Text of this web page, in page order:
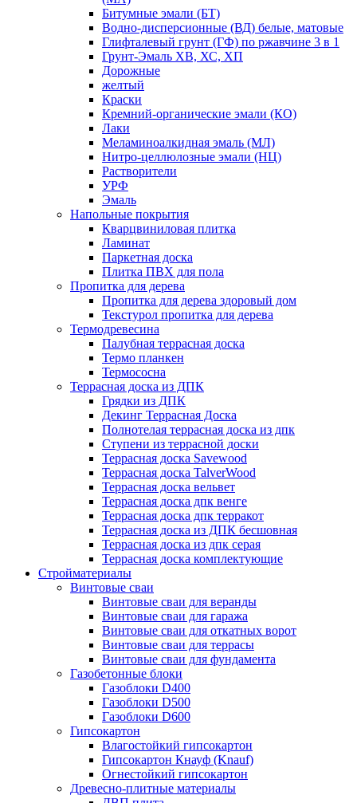
Битумные эмали (БТ)
Водно-дисперсионные (ВД) белые, матовые
Глифталевый грунт (ГФ) по ржавчине 3 в 1
Грунт-Эмаль ХВ, ХС, ХП
Дорожные
желтый
Краски
Кремний-органические эмали (КО)
Лаки
Меламиноалкидная эмаль (МЛ)
Нитро-целлюлозные эмали (НЦ)
Растворители
УРФ
Эмаль
Напольные покрытия
Кварцвиниловая плитка
Ламинат
Паркетная доска
Плитка ПВХ для пола
Пропитка для дерева
Пропитка для дерева здоровый дом
Текстурол пропитка для дерева
Термодревесина
Палубная террасная доска
Термо планкен
Термососна
Террасная доска из ДПК
Грядки из ДПК
Декинг Террасная Доска
Полнотелая террасная доска из дпк
Ступени из террасной доски
Террасная доска Savewood
Террасная доска TalverWood
Террасная доска вельвет
Террасная доска дпк венге
Террасная доска дпк терракот
Террасная доска из ДПК бесшовная
Террасная доска из дпк серая
Террасная доска комплектующие
Стройматериалы
Винтовые сваи
Винтовые сваи для веранды
Винтовые сваи для гаража
Винтовые сваи для откатных ворот
Винтовые сваи для террасы
Винтовые сваи для фундамента
Газобетонные блоки
Газоблоки D400
Газоблоки D500
Газоблоки D600
Гипсокартон
Влагостойкий гипсокартон
Гипсокартон Кнауф (Knauf)
Огнестойкий гипсокартон
Древесно-плитные материалы